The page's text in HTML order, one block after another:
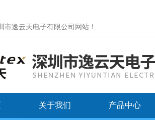
市逸云天电子有限公司网站 ！
关于我们 产品中心